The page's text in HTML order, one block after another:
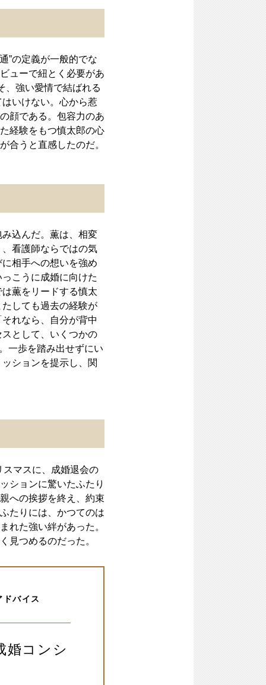
”の定義が一般的でな
ューで紐とく必要があ
、強い愛情で結ばれる
はいけない。心から惹
顔である。包容力のあ
経験をもつ慎太郎の心
合うと直感したのだ。
込んだ。薫は、相変
看護師ならではの気
相手への想いを強め
こうに成婚に向けた
薫をリードする慎太
しても過去の経験が
れなら、自分が背中
として、いくつかの
一歩を踏み出せずにい
ションを提示し、関
マスに、成婚退会の
ションに驚いたふたり
への挨拶を終え、約束
たりには、かつてのは
れた強い絆があった。
見つめるのだった。
バイス
婚コンシ